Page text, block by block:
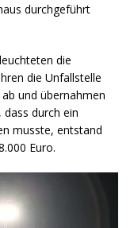
durchgeführt
die
die Unfallstelle
und übernahmen
durch ein
musste, entstand
Euro.